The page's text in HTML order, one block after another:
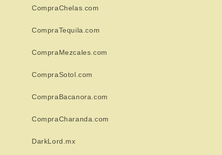
CompraChelas.com
CompraTequila.com
CompraMezcales.com
CompraSotol.com
CompraBacanora.com
CompraCharanda.com
DarkLord.mx